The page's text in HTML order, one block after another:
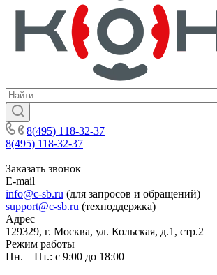
8(495) 118-32-37
8(495) 118-32-37
Заказать звонок
E-mail
info@c-sb.ru (для запросов и обращений)
support@c-sb.ru (техподдержка)
Адрес
129329, г. Москва, ул. Кольская, д.1, стр.2
Режим работы
Пн. – Пт.: с 9:00 до 18:00